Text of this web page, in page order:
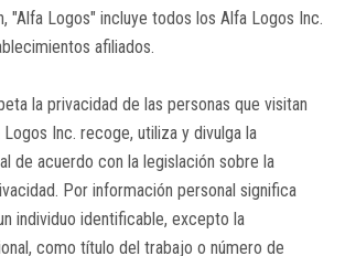
"Alfa Logos" incluye todos los Alfa Logos Inc.
afiliados.
la privacidad de las personas que visitan
Inc. recoge, utiliza y divulga la
de acuerdo con la legislación sobre la
Por información personal significa
individuo identificable, excepto la
como título del trabajo o número de